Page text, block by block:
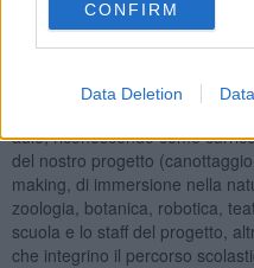
CONFIRM
Data Deletion
- Continuare ad offrire percorsi
orientamento, di consulenza
attivamente a questo cambio
- Permettere alla scuola di
aule, riconoscendo come
del nostro progetto
making, di immersione nella
zoologia, botanica, robotica,
scuola e lo staff del progetto,
che integrino il percorso